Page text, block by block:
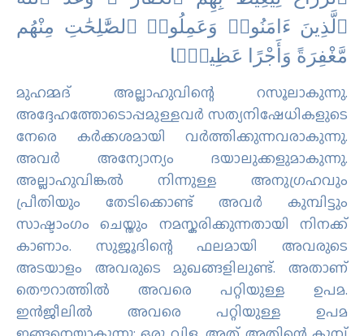
ٱﻟَّﺬِﻳﻦَ ءَاﻣَﻨُﻮا۟ ﻭَﻋَﻤِﻠُﻮا۟ ٱﻟﺼَّٰﻠِﺤَٰﺖِ ﻣِﻨْﻬُﻢ
ﻣَّﻐْﻔِﺮَﺓً ﻭَﺃَﺟْﺮًا ﻋَﻈِﻴﻤًۢﺎ
മുഹമ്മദ് അല്ലാഹുവിന്റെ റസൂലാകുന്നു.
അദ്ദേഹത്തോടൊപ്പമുള്ളവര്‍ സത്യനിഷേധികളുടെ
നേരെ കര്‍ക്കശമായി വര്‍ത്തിക്കുന്നവരാകുന്നു.
അവര്‍ അന്യോന്യം ദയാലുക്കളുമാകുന്നു.
അല്ലാഹുവിങ്കല്‍ നിന്നുള്ള അനുഗ്രഹവും
പ്രീതിയും തേടിക്കൊണ്ട് അവര്‍ കുമ്പിട്ടും
സാഷ്ടാംഗം ചെയ്തും നമസ്കരിക്കുന്നതായി നിനക്ക്
കാണാം. സുജൂദിന്റെ ഫലമായി അവരുടെ
അടയാളം അവരുടെ മുഖങ്ങളിലുണ്ട്‌. അതാണ്
തൌറാത്തില്‍ അവരെ പറ്റിയുള്ള ഉപമ.
ഇന്‍ജീലില്‍ അവരെ പറ്റിയുള്ള ഉപമ